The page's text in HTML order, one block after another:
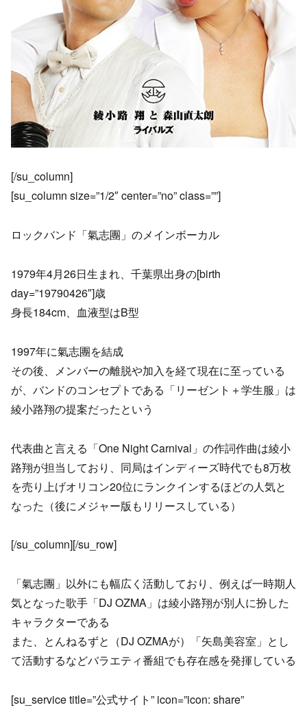
[/su_column]
[su_column size=”1/2″ center=”no” class=””]
ロックバンド「氣志團」のメインボーカル
1979年4月26日生まれ、千葉県出身の[birth
day=”19790426″]歳
身長184cm、血液型はB型
1997年に氣志團を結成
その後、メンバーの離脱や加入を経て現在に至っている
が、バンドのコンセプトである「リーゼント＋学生服」は
綾小路翔の提案だったという
代表曲と言える「One Night Carnival」の作詞作曲は綾小
路翔が担当しており、同局はインディーズ時代でも8万枚
を売り上げオリコン20位にランクインするほどの人気と
なった（後にメジャー版もリリースしている）
[/su_column][/su_row]
「氣志團」以外にも幅広く活動しており、例えば一時期人
気となった歌手「DJ OZMA」は綾小路翔が別人に扮した
キャラクターである
また、とんねるずと（DJ OZMAが）「矢島美容室」とし
て活動するなどバラエティ番組でも存在感を発揮している
[su_service title=”公式サイト” icon=”icon: share”